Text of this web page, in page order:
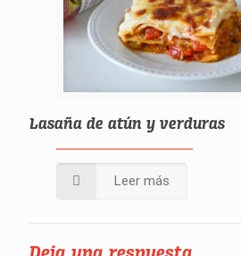
Lasaña de atún y verduras
Leer más